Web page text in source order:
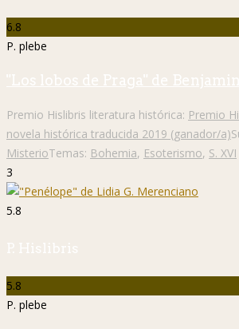
6.8
P. plebe
"Los lobos de Praga" de
Premio Hislibris literatura histórica: Premio
novela histórica traducida 2019 (ganador/a)
MisterioTemas: Bohemia, Esoterismo, S. XVI
3
5.8
P. Hislibris
5.8
P. plebe